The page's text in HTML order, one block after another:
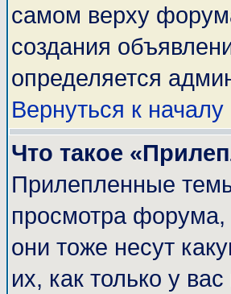
самом верху
создания
определяется
Вернуться к началу
Что такое
Прилепленные
просмотра форума,
они тоже несут
их, как только у